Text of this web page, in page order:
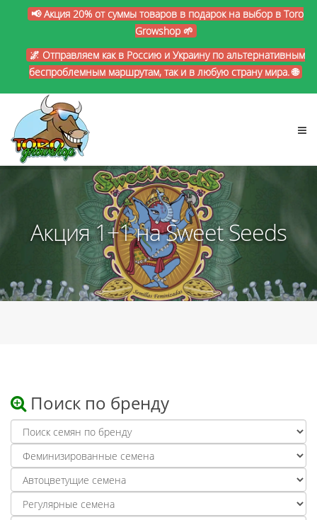
📢 Акция 20% от суммы товаров в подарок на выбор в Toro
Growshop 🌱
🌌 Отправляем как в Россию и Украину по альтернативным
беспроблемным маршрутам, так и в любую страну мира. 🌐
Акция 1+1 на Sweet Seeds
Поиск по бренду